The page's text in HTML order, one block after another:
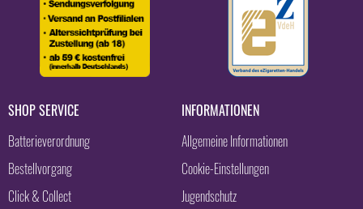
SHOP SERVICE
Batterieverordnung
Bestellvorgang
Click & Collect
INFORMATIONEN
Allgemeine Informationen
Cookie-Einstellungen
Jugendschutz